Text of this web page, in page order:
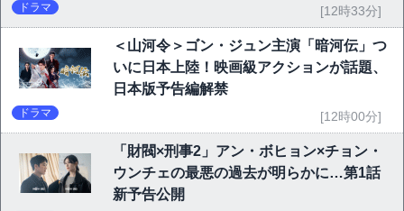
ドラマ [12時33分]
＜山河令＞ゴン・ジュン主演「暗河伝」つ
いに日本上陸！映画級アクションが話題、
日本版予告編解禁
ドラマ [12時00分]
「財閥×刑事2」アン・ボヒョン×チョン・
ウンチェの最悪の過去が明らかに…第1話
新予告公開